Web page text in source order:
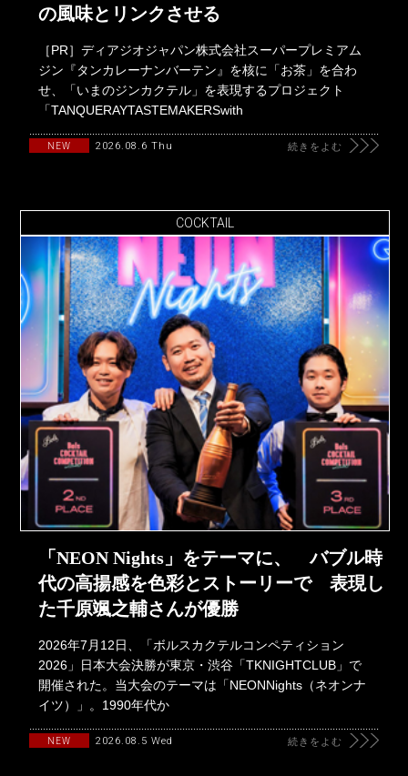
の風味とリンクさせる
［PR］ディアジオジャパン株式会社スーパープレミアム
ジン『タンカレーナンバーテン』を核に「お茶」を合わ
せ、「いまのジンカクテル」を表現するプロジェクト
「TANQUERAYTASTEMAKERSwith
NEW 2026.08.6 Thu 続きをよむ
COCKTAIL
「NEON Nights」をテーマに、 バブル時
代の高揚感を色彩とストーリーで 表現し
た千原颯之輔さんが優勝
2026年7月12日、「ボルスカクテルコンペティション
2026」日本大会決勝が東京・渋谷「TKNIGHTCLUB」で
開催された。当大会のテーマは「NEONNights（ネオンナ
イツ）」。1990年代か
NEW 2026.08.5 Wed 続きをよむ